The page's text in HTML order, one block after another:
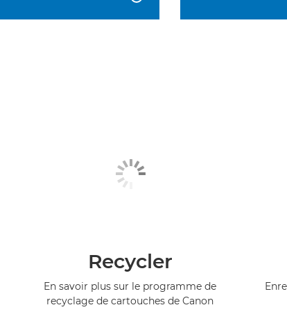
Recycler
En savoir plus sur le programme de
recyclage de cartouches de Canon